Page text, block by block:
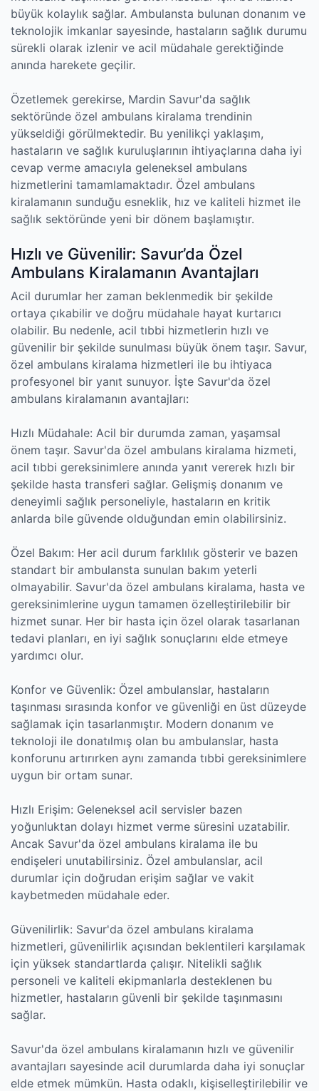
büyük kolaylık sağlar. Ambulansta bulunan donanım ve
teknolojik imkanlar sayesinde, hastaların sağlık durumu
sürekli olarak izlenir ve acil müdahale gerektiğinde
anında harekete geçilir.
Özetlemek gerekirse, Mardin Savur'da sağlık
sektöründe özel ambulans kiralama trendinin
yükseldiği görülmektedir. Bu yenilikçi yaklaşım,
hastaların ve sağlık kuruluşlarının ihtiyaçlarına daha iyi
cevap verme amacıyla geleneksel ambulans
hizmetlerini tamamlamaktadır. Özel ambulans
kiralamanın sunduğu esneklik, hız ve kaliteli hizmet ile
sağlık sektöründe yeni bir dönem başlamıştır.
Hızlı ve Güvenilir: Savur’da Özel
Ambulans Kiralamanın Avantajları
Acil durumlar her zaman beklenmedik bir şekilde
ortaya çıkabilir ve doğru müdahale hayat kurtarıcı
olabilir. Bu nedenle, acil tıbbi hizmetlerin hızlı ve
güvenilir bir şekilde sunulması büyük önem taşır. Savur,
özel ambulans kiralama hizmetleri ile bu ihtiyaca
profesyonel bir yanıt sunuyor. İşte Savur'da özel
ambulans kiralamanın avantajları:
Hızlı Müdahale: Acil bir durumda zaman, yaşamsal
önem taşır. Savur'da özel ambulans kiralama hizmeti,
acil tıbbi gereksinimlere anında yanıt vererek hızlı bir
şekilde hasta transferi sağlar. Gelişmiş donanım ve
deneyimli sağlık personeliyle, hastaların en kritik
anlarda bile güvende olduğundan emin olabilirsiniz.
Özel Bakım: Her acil durum farklılık gösterir ve bazen
standart bir ambulansta sunulan bakım yeterli
olmayabilir. Savur'da özel ambulans kiralama, hasta ve
gereksinimlerine uygun tamamen özelleştirilebilir bir
hizmet sunar. Her bir hasta için özel olarak tasarlanan
tedavi planları, en iyi sağlık sonuçlarını elde etmeye
yardımcı olur.
Konfor ve Güvenlik: Özel ambulanslar, hastaların
taşınması sırasında konfor ve güvenliği en üst düzeyde
sağlamak için tasarlanmıştır. Modern donanım ve
teknoloji ile donatılmış olan bu ambulanslar, hasta
konforunu artırırken aynı zamanda tıbbi gereksinimlere
uygun bir ortam sunar.
Hızlı Erişim: Geleneksel acil servisler bazen
yoğunluktan dolayı hizmet verme süresini uzatabilir.
Ancak Savur'da özel ambulans kiralama ile bu
endişeleri unutabilirsiniz. Özel ambulanslar, acil
durumlar için doğrudan erişim sağlar ve vakit
kaybetmeden müdahale eder.
Güvenilirlik: Savur'da özel ambulans kiralama
hizmetleri, güvenilirlik açısından beklentileri karşılamak
için yüksek standartlarda çalışır. Nitelikli sağlık
personeli ve kaliteli ekipmanlarla desteklenen bu
hizmetler, hastaların güvenli bir şekilde taşınmasını
sağlar.
Savur'da özel ambulans kiralamanın hızlı ve güvenilir
avantajları sayesinde acil durumlarda daha iyi sonuçlar
elde etmek mümkün. Hasta odaklı, kişiselleştirilebilir ve